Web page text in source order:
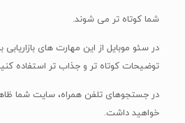
شما کوتاه تر می شوند.
در سئو موبایل از این مهارت های
توضیحات کوتاه تر و جذاب تر استفاده
در جستجوهای تلفن همراه، سایت شما
خواهید داشت.